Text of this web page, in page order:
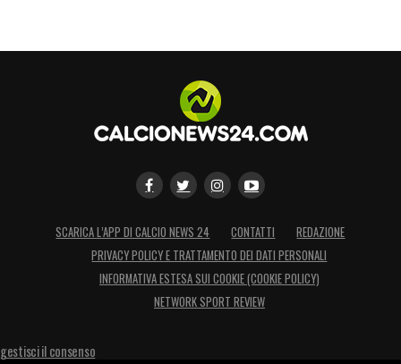
SCARICA L’APP DI CALCIO NEWS 24 CONTATTI
REDAZIONE
PRIVACY POLICY E TRATTAMENTO DEI DATI PERSONALI
INFORMATIVA ESTESA SUI COOKIE (COOKIE POLICY)
NETWORK SPORT REVIEW
gestisci il consenso